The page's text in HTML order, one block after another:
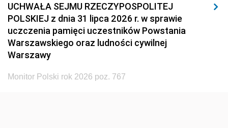
UCHWAŁA SEJMU RZECZYPOSPOLITEJ
POLSKIEJ z dnia 31 lipca 2026 r. w sprawie
uczczenia pamięci uczestników Powstania
Warszawskiego oraz ludności cywilnej
Warszawy
Monitor Polski rok 2026 poz. 767